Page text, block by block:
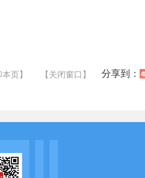
本页】 【关闭窗口】 分享到：